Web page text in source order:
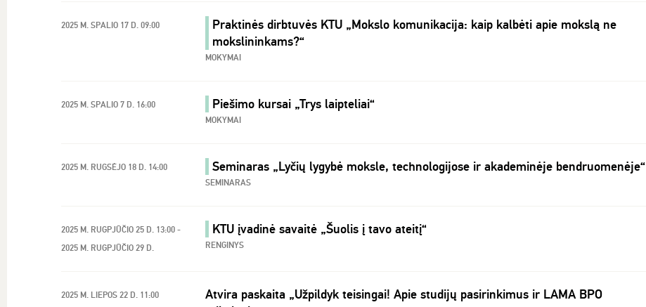
2025 M. SPALIO 17 D. 09:00
Praktinės dirbtuvės KTU „Mokslo komunikacija: kaip kalbėti apie mokslą ne
mokslininkams?“
MOKYMAI
2025 M. SPALIO 7 D. 16:00 Piešimo kursai „Trys laipteliai“
MOKYMAI
2025 M. RUGSĖJO 18 D. 14:00 Seminaras „Lyčių lygybė moksle, technologijose ir akademinėje bendruomenėje“
SEMINARAS
2025 M. RUGPJŪČIO 25 D. 13:00 -
2025 M. RUGPJŪČIO 29 D.
KTU įvadinė savaitė „Šuolis į tavo ateitį“
RENGINYS
2025 M. LIEPOS 22 D. 11:00
Atvira paskaita „Užpildyk teisingai! Apie studijų pasirinkimus ir LAMA BPO